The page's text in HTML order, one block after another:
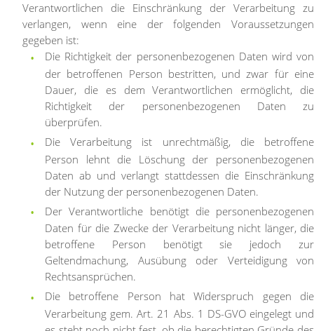
Verantwortlichen die Einschränkung der Verarbeitung zu
verlangen, wenn eine der folgenden Voraussetzungen
gegeben ist:
Die Richtigkeit der personenbezogenen Daten wird von
der betroffenen Person bestritten, und zwar für eine
Dauer, die es dem Verantwortlichen ermöglicht, die
Richtigkeit der personenbezogenen Daten zu
überprüfen.
Die Verarbeitung ist unrechtmäßig, die betroffene
Person lehnt die Löschung der personenbezogenen
Daten ab und verlangt stattdessen die Einschränkung
der Nutzung der personenbezogenen Daten.
Der Verantwortliche benötigt die personenbezogenen
Daten für die Zwecke der Verarbeitung nicht länger, die
betroffene Person benötigt sie jedoch zur
Geltendmachung, Ausübung oder Verteidigung von
Rechtsansprüchen.
Die betroffene Person hat Widerspruch gegen die
Verarbeitung gem. Art. 21 Abs. 1 DS-GVO eingelegt und